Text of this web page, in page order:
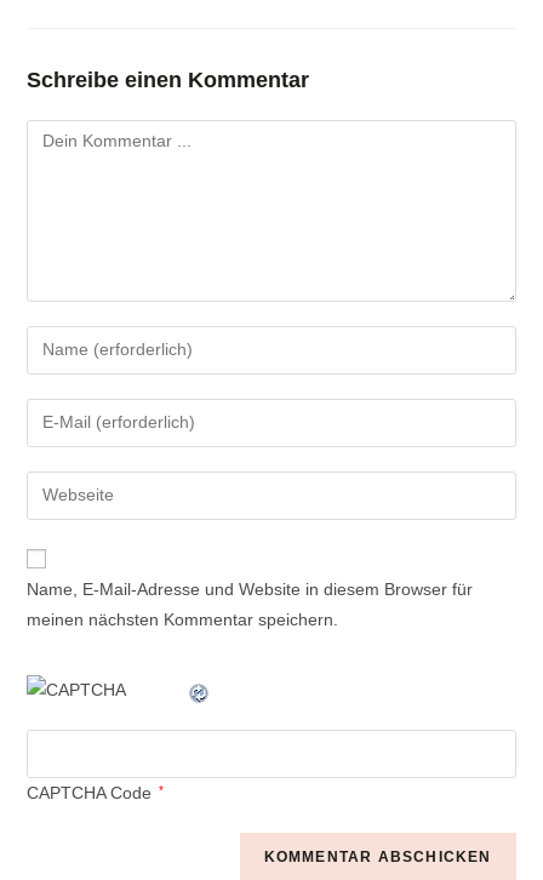
Schreibe einen Kommentar
Name, E-Mail-Adresse und Website in diesem Browser für
meinen nächsten Kommentar speichern.
CAPTCHA Code *